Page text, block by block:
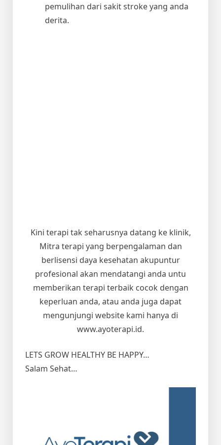
pemulihan dari sakit stroke yang anda
derita.
Kini terapi tak seharusnya datang ke klinik,
Mitra terapi yang berpengalaman dan
berlisensi daya kesehatan akupuntur
profesional akan mendatangi anda untu
memberikan terapi terbaik cocok dengan
keperluan anda, atau anda juga dapat
mengunjungi website kami hanya di
www.ayoterapi.id.
LETS GROW HEALTHY BE HAPPY…
Salam Sehat…